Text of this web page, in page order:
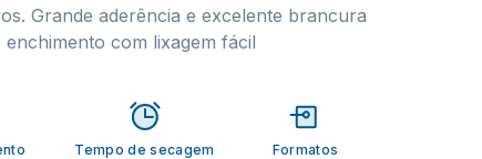
Grande aderência e excelente brancura
com lixagem fácil
Tempo de secagem
Formatos